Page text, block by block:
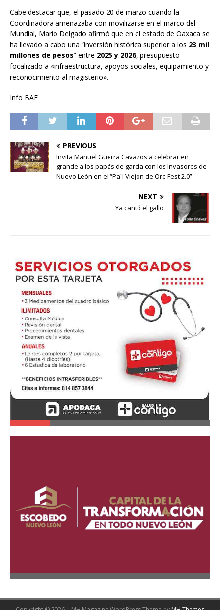
Cabe destacar que, el pasado 20 de marzo cuando la
Coordinadora amenazaba con movilizarse en el marco del
Mundial, Mario Delgado afirmó que en el estado de Oaxaca se
ha llevado a cabo una “inversión histórica superior a los 23 mil
millones de pesos” entre 2025 y 2026, presupuesto
focalizado a «infraestructura, apoyos sociales, equipamiento y
reconocimiento al magisterio».
Info BAE
PREVIOUS
Invita Manuel Guerra Cavazos a celebrar en
grande a los papás de garcía con los Invasores de
Nuevo León en el “Pa´l Viejón de Oro Fest 2.0”
NEXT
Ya cantó el gallo